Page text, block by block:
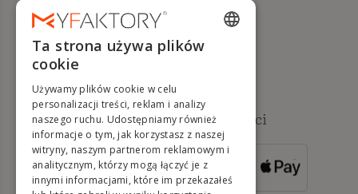
umowy i zwrotów
Pomoc
Dostępne metody płatności
DLA ZAMÓWIEŃ
POWYŻEJ 500 €
ENGLISH
DUTCH
GERMAN
ITALIAN
PORTUGUESE
Ta strona używa plików
cookie
Używamy plików cookie w celu
personalizacji treści, reklam i analizy
naszego ruchu. Udostępniamy również
informacje o tym, jak korzystasz z naszej
witryny, naszym partnerom reklamowym i
analitycznym, którzy mogą łączyć je z
innymi informacjami, które im przekazałeś